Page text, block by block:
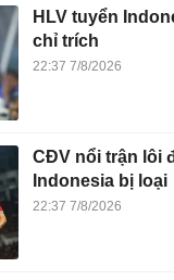
HLV tuyển
chỉ trích
22:37 7/8/2026
CĐV nổi trận lôi
Indonesia bị loại
22:37 7/8/2026